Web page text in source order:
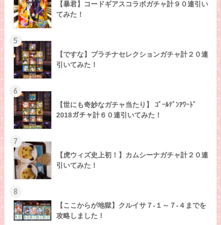
【暴君】コードギアスコラボガチャ計９０連引い
てみた！
5
【ですな】プラチナセレクションガチャ計２０連
引いてみた！
6
【世にも奇妙なガチャ当たり】 ｺﾞｰﾙﾃﾞﾝｱﾜｰﾄﾞ
2018ガチャ計６０連引いてみた！
7
【虎ウィズ史上初！】カムシーナガチャ計２０連
引いてみた！
8
【ここからが地獄】クルイサ７-１～７-４までを
攻略しました！